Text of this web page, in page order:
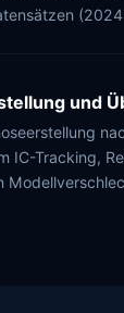
und
IC-Tracking,